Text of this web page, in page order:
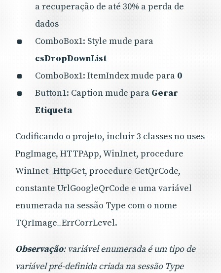
a recuperação de até 30% a perda de
dados
ComboBox1: Style mude para
csDropDownList
ComboBox1: ItemIndex mude para 0
Button1: Caption mude para Gerar
Etiqueta
Codificando o projeto, incluir 3 classes no uses
PngImage, HTTPApp, WinInet, procedure
WinInet_HttpGet, procedure GetQrCode,
constante UrlGoogleQrCode e uma variável
enumerada na sessão Type com o nome
TQrImage_ErrCorrLevel.
Observação: variável enumerada é um tipo de
variável pré-definida criada na sessão Type